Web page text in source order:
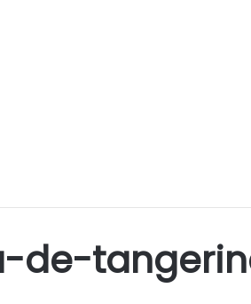
de-